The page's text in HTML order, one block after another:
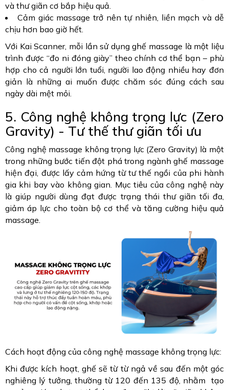
và thư giãn cơ bắp hiệu quả.
Cảm giác massage trở nên tự nhiên, liền mạch và dễ
chịu hơn bao giờ hết.
Với Kai Scanner, mỗi lần sử dụng ghế massage là một liệu
trình được “đo ni đóng giày” theo chính cơ thể bạn – phù
hợp cho cả người lớn tuổi, người lao động nhiều hay đơn
giản là những ai muốn được chăm sóc đúng cách sau
ngày dài mệt mỏi.
5. Công nghệ không trọng lực (Zero
Gravity) - Tư thế thư giãn tối ưu
Công nghệ massage không trọng lực (Zero Gravity) là một
trong những bước tiến đột phá trong ngành ghế massage
hiện đại, được lấy cảm hứng từ tư thế ngồi của phi hành
gia khi bay vào không gian. Mục tiêu của công nghệ này
là giúp người dùng đạt được trạng thái thư giãn tối đa,
giảm áp lực cho toàn bộ cơ thể và tăng cường hiệu quả
massage.
Cách hoạt động của công nghệ massage không trọng lực:
Khi được kích hoạt, ghế sẽ từ từ ngả về sau đến một góc
nghiêng lý tưởng, thường từ 120 đến 135 độ, nhằm tạo